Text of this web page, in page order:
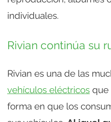
individuales.
Rivian continúa su
Rivian es una de las
vehículos eléctricos que
forma en que los